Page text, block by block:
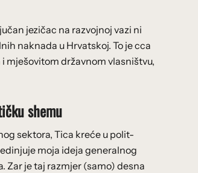
jezičac na razvojnoj vazi ni
naknada u Hrvatskoj. To je cca
mješovitom državnom vlasništvu,
shemu
sektora, Tica kreće u polit-
moja ideja generalnog
Zar je taj razmjer (samo) desna